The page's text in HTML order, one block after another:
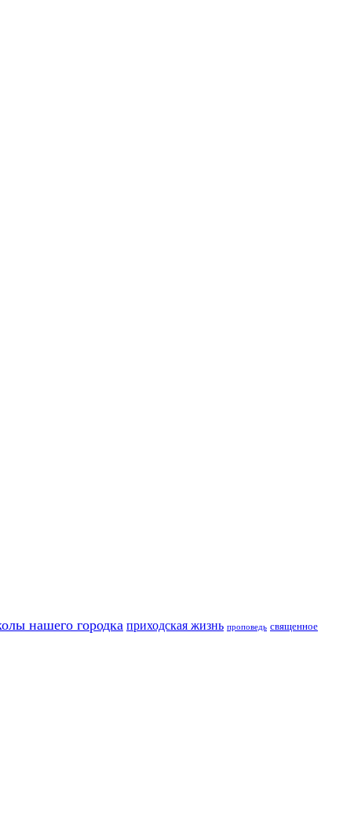
нашего городка приходская жизнь проповедь священное